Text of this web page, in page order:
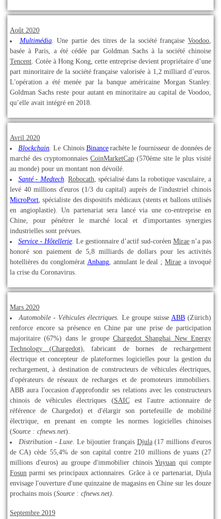
Août 2020
Multimédia. Une partie des titres de la société françaiseVoodoo,
basée à Paris, a été cédée par Goldman Sachs à la société chinoise
Tencent. Cotée à Hong Kong, cette entreprise devient propriétaire d’une
part minoritaire de la société française valorisée à 1,2 milliard d’euros.
L'opération a été menée par la banque américaine Morgan Stanley.
Goldman Sachs reste pour autant en minoritaire au capital de Voodoo,
qu’elle avait intégré en 2018.
Avril 2020
Blockchain. Le Chinois Binance rachète le fournisseur de données de
marché des cryptomonnaies CoinMarketCap (570ème site le plus visité
au monde) pour un montant non dévoilé.
Santé - Medtech. Robocath, spécialisé dans la robotique vasculaire, a
levé 40 millions d'euros (1/3 du capital) auprès de l'industriel chinois
MicroPort, spécialiste des dispositifs médicaux (stents et ballons utilisés
en angioplastie). Un partenariat sera lancé via une co-entreprise en
Chine, pour pénétrer le marché local et d'importantes synergies
industrielles sont prévues.
Service - Hôtellerie. Le gestionnaire d’actif sud-coréen Mirae n’a pas
honoré son paiement de 5,8 milliards de dollars pour les activités
hotellières du conglomérat Anbang, annulant le deal ;Mirae a invoqué
la crise du Coronavirus.
Mars 2020
Automobile - Véhicules électriques. Le groupe suisse ABB(Zürich)
renforce encore sa présence en Chine par une prise de participation
majoritaire (67%) dans le groupe Chargedot Shanghai New Energy
Technology (Chargedot), fabricant de bornes de rechargement
électrique et concepteur de plateformes logicielles pour la gestion du
rechargement, à destination de constructeurs de véhicules électriques,
d'opérateurs de réseaux de recharges et de promoteurs immobiliers.
ABB aura l'occasion d'approfondir ses relations avec les constructeurs
chinois de véhicules électriques (SAICest l'autre actionnaire de
référence de Chargedot) et d'élargir son portefeuille de mobilité
électrique, en prenant en compte les normes logicielles chinoises
(Source : cfnews.net).
Distribution - Luxe. Le bijoutier français Djula(17 millions d'euros
de CA) cède 55,4% de son capital contre 210 millions de yuans (27
millions d'euros) au groupe d'immobilier chinois Yuyuan qui compte
Fosun parmi ses principaux actionnaires. Grâce à ce partenariat, Djula
envisage l'ouverture d'une quinzaine de magasins en Chine sur les douze
prochains mois (Source : cfnews.net).
Septembre 2019